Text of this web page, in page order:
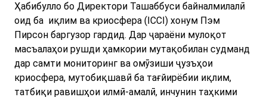
Ҳабибулло бо Директори Ташаббуси байналмилалӣ
оид ба иқлим ва криосфера (ICCI) хонум Пэм
Пирсон баргузор гардид. Дар ҷараёни мулоқот
масъалаҳои рушди ҳамкории мутақобилан судманд
дар самти мониторинг ва омӯзиши ҷузъҳои
криосфера, мутобиқшавӣ ба тағйирёбии иқлим,
татбиқи равишҳои илмӣ-амалӣ, инчунин таҳкими